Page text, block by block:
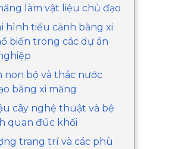
làm vật liệu chủ đạo
hình tiểu cảnh bằng xi
biến trong các dự án
non bộ và thác nước
bằng xi măng
cây nghệ thuật và bệ
quan đúc khối
trang trí và các phù